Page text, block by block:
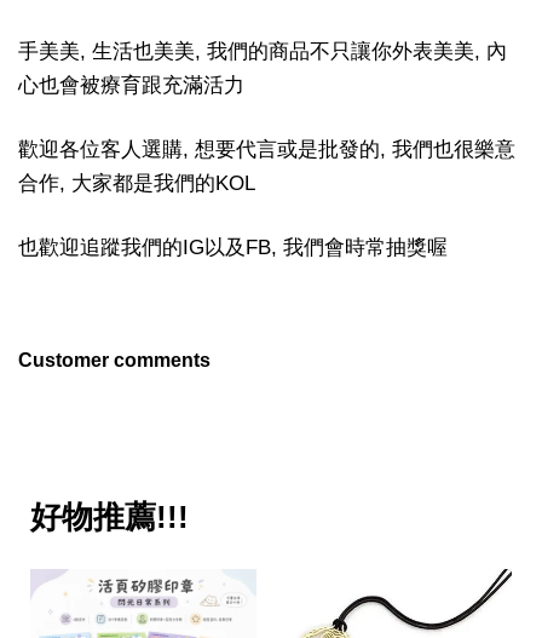
手美美, 生活也美美, 我們的商品不只讓你外表美美, 內
心也會被療育跟充滿活力
歡迎各位客人選購, 想要代言或是批發的, 我們也很樂意
合作, 大家都是我們的KOL
也歡迎追蹤我們的IG以及FB, 我們會時常抽獎喔
Customer comments
好物推薦!!!